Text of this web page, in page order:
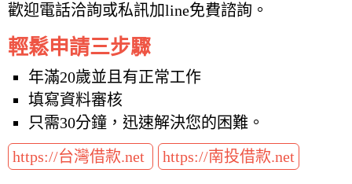
歡迎電話洽詢或私訊加line免費諮詢。
輕鬆申請三步驟
年滿20歲並且有正常工作
填寫資料審核
只需30分鐘，迅速解決您的困難。
https://台灣借款.net
https://南投借款.net